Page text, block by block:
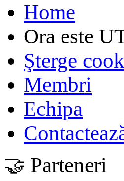
Home
Ora este
Şterge
Membri
Echipa
🤝 Parteneri